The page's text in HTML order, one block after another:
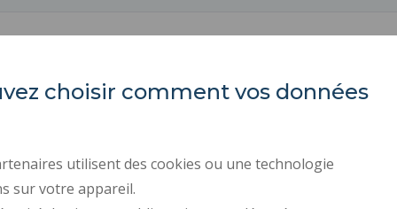
choisir comment vos données
utilisent des cookies ou une technologie
sur votre appareil.